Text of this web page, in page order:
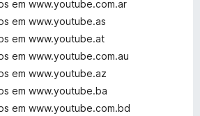
em www.youtube.com.ar
em www.youtube.as
em www.youtube.at
em www.youtube.com.au
em www.youtube.az
em www.youtube.ba
em www.youtube.com.bd